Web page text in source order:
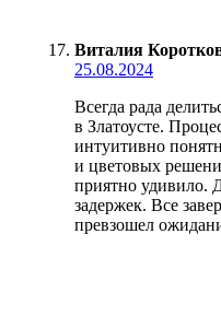
Виталия
25.08.2024
Всегда рада
в Златоусте.
интуитивно
и цветовых
приятно удивило.
задержек. Все
превзошел